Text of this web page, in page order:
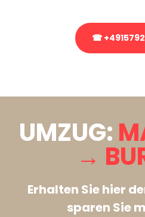
☎
UMZUG:
→
Erhalten Sie hier
sparen Sie